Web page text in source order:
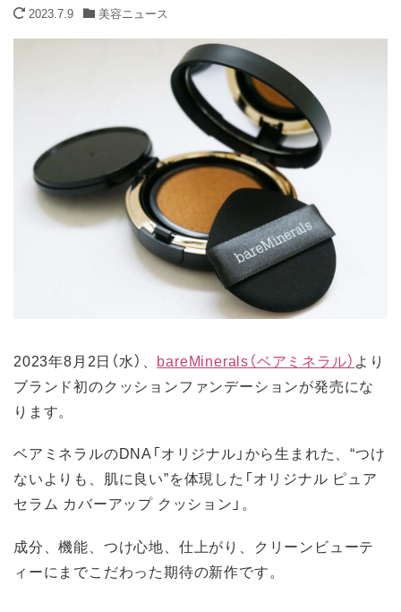
2023.7.9 美容ニュース
2023年8月2日（水）、 bareMinerals（ベアミネラル） より
ブランド初のクッションファンデーションが発売にな
ります。
ベアミネラルのDNA「オリジナル」から生まれた、“つけ
ないよりも、肌に良い”を体現した「オリジナル ピュア
セラム カバーアップ クッション」。
成分、機能、つけ心地、仕上がり、クリーンビューテ
ィーにまでこだわった期待の新作です。